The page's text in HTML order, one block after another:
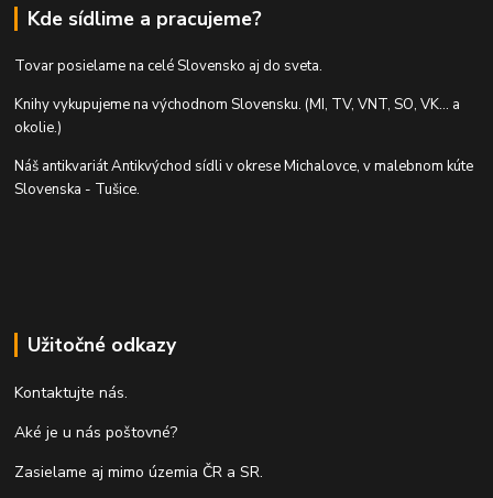
Kde sídlime a pracujeme?
Tovar posielame na celé Slovensko aj do sveta.
Knihy vykupujeme na východnom Slovensku. (MI, TV, VNT, SO, VK... a
okolie.)
Náš antikvariát Antikvýchod sídli v okrese Michalovce, v malebnom kúte
Slovenska - Tušice.
Užitočné odkazy
Kontaktujte nás.
Aké je u nás poštovné?
Zasielame aj mimo územia ČR a SR.